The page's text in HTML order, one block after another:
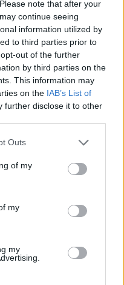
note that after your
continue seeing
information utilized by
to third parties prior to
out of the further
by third parties on the
This information may
on the IAB’s List of
further disclose it to other
Outs
of my
my
my
Na, indíts, s